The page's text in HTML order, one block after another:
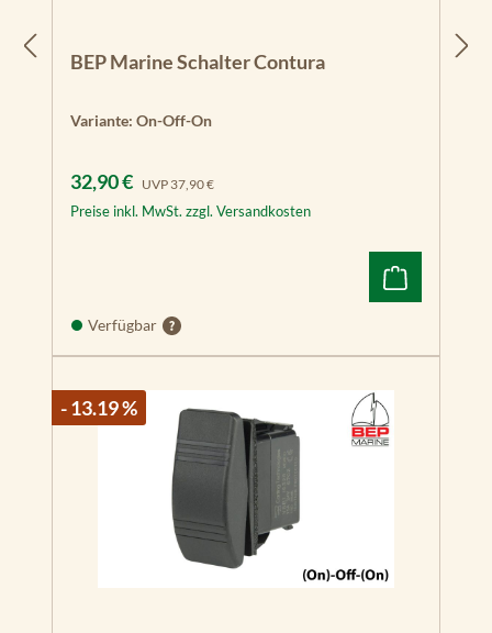
BEP Marine Schalter Contura
Variante: On-Off-On
Verkaufspreis:
32,90 € UVP Regulärer Preis:
37,90 €
Preise inkl. MwSt. zzgl. Versandkosten
Verfügbar
- 13.19 %